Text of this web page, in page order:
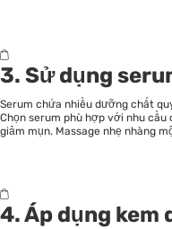
3. Sử dụng
Serum chứa nhiều dưỡng chất
Chọn serum phù hợp với nhu
giảm mụn. Massage nhẹ nhàng
4. Áp dụng kem